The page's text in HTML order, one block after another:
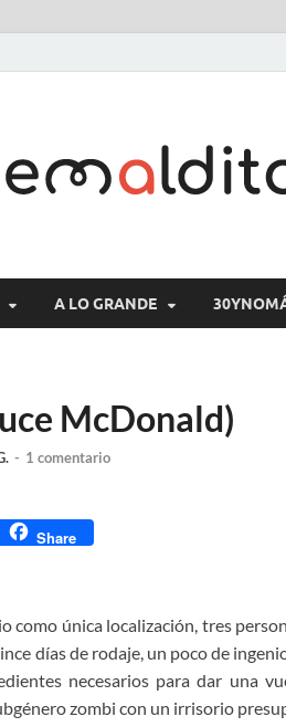
A LO GRANDE
McDonald)
- 1 comentario
Share
como única localización, tres
días de rodaje, un poco de
necesarios para dar una
zombi con un irrisorio